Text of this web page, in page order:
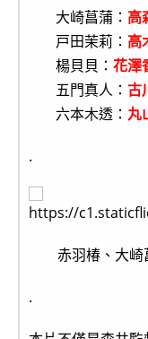
大崎菖蒲： 高
戸田茉莉： 高
楊貝貝： 花澤
五門真人： 古
六本木透： 丸
.
赤羽椿、大
.